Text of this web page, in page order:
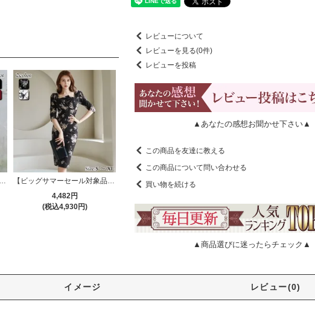
4,482円
(税込4,930円)
レビューについて
レビューを見る(0件)
レビューを投稿
▲あなたの感想お聞かせ下さい▲
この商品を友達に教える
この商品について問い合わせる
買い物を続ける
▲商品選びに迷ったらチェック▲
イメージ レビュー(0)